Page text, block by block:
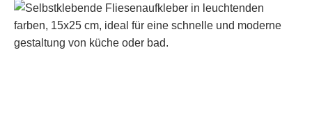
Bildergalerie überspringen